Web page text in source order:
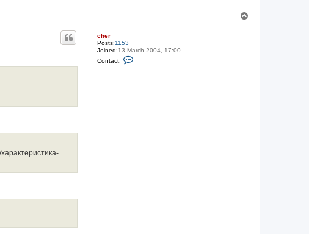
cher
Posts:1153
Joined:13 March 2004, 17:00
Contact: